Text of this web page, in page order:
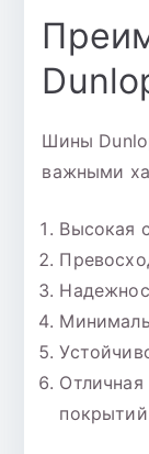
Шины
важными
Высокая